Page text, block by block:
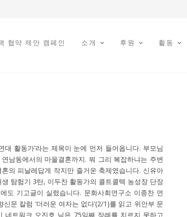
협약 제안 캠페인 소개 후원 활동
활동가’라는 제목이 눈에 먼저 들어옵니다. 부모님
남동에서의 마을결혼까지. 뭐 그리 복잡하냐는 주변
의 피날레답게 작지만 즐거운 축제였습니다. 신유아
탐험기 3탄, 이두찬 활동가의 콜트콜텍 농성장 단장
도 기고글이 실렸습니다. 문화사회연구소 이종찬 연
문 칼럼 ‘더러운 여자는 없다’(2/1)를 읽고 위안부 문
트워크 오진호 님은 75일째 장례를 치르지 못하고